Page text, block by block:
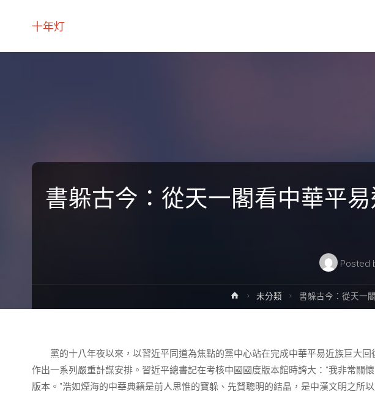
十年灯
書躲古今：從天一閣看中華平
Posted
Home未分類 書躲古今：從天一
黨的十八年夜以來，以習近平同道為焦點的黨中心站在完成中華平易近族巨大
作出一系列嚴重計謀安排。習近平總書記在考核中國國度版本館時誇大：“我非常關
版本。”浩如煙海的中華典籍是前人思惟的寶躲、先賢聰明的結晶，是中漢文明之所